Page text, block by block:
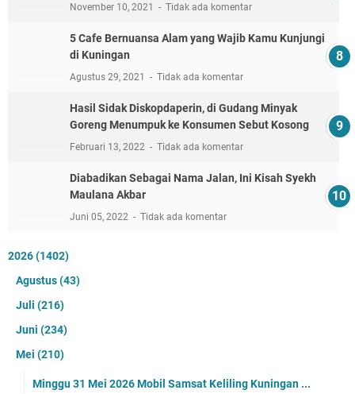
November 10, 2021 Tidak ada komentar
5 Cafe Bernuansa Alam yang Wajib Kamu Kunjungi
di Kuningan
Agustus 29, 2021 Tidak ada komentar
Hasil Sidak Diskopdaperin, di Gudang Minyak
Goreng Menumpuk ke Konsumen Sebut Kosong
Februari 13, 2022 Tidak ada komentar
Diabadikan Sebagai Nama Jalan, Ini Kisah Syekh
Maulana Akbar
Juni 05, 2022 Tidak ada komentar
2026(1402)
Agustus(43)
Juli (216)
Juni (234)
Mei (210)
Minggu 31 Mei 2026 Mobil Samsat Keliling Kuningan ...